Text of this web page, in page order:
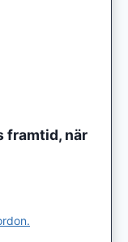
framtid, när